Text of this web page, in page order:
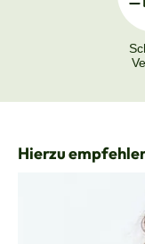
Produktgalerie
Hierzu